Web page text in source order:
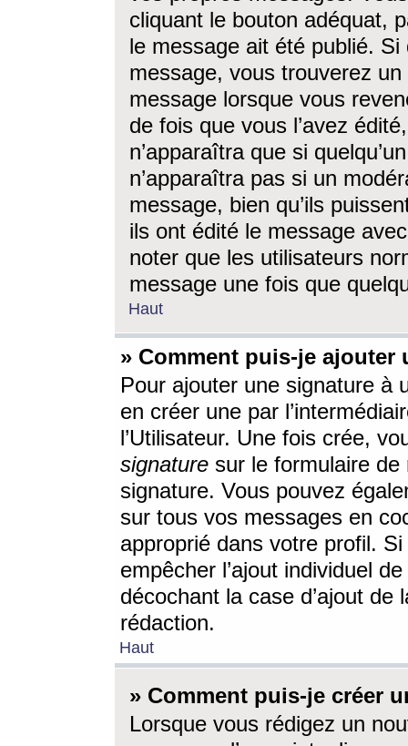
cliquant le bouton adéquat,
le message ait été publié. Si
message, vous trouverez
message lorsque vous
de fois que vous l’avez
n’apparaîtra que si
n’apparaîtra pas si un
message, bien qu’ils
ils ont édité le message
noter que les utilisateurs
message une fois que
Haut
» Comment puis-je ajouter
Pour ajouter une signature à
en créer une par
l’Utilisateur. Une fois crée,
signature sur le formulaire de
signature. Vous pouvez
sur tous vos messages en
approprié dans votre profil.
empêcher l’ajout individuel
décochant la case d’ajout
rédaction.
Haut
» Comment puis-je créer
Lorsque vous rédigez un